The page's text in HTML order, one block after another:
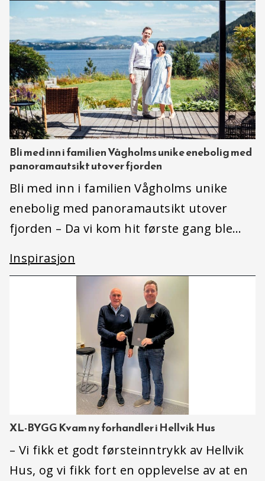
Bli med inn i familien Vågholms unike enebolig med
panoramautsikt utover fjorden
Bli med inn i familien Vågholms unike
enebolig med panoramautsikt utover
fjorden – Da vi kom hit første gang ble…
Inspirasjon
XL-BYGG Kvam ny forhandler i Hellvik Hus
– Vi fikk et godt førsteinntrykk av Hellvik
Hus, og vi fikk fort en opplevelse av at en